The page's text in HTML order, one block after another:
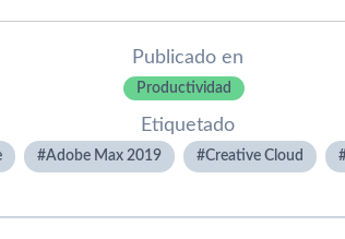
Publicado en
Productividad
Etiquetado
Adobe Max 2019 Creative Cloud